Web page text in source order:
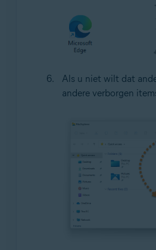
Als u niet wilt dat
andere verborgen